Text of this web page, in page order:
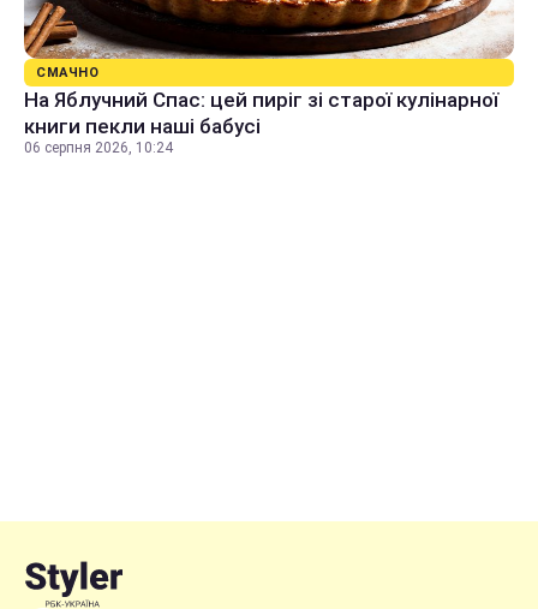
СМАЧНО
На Яблучний Спас: цей пиріг зі старої кулінарної
книги пекли наші бабусі
06 серпня 2026, 10:24